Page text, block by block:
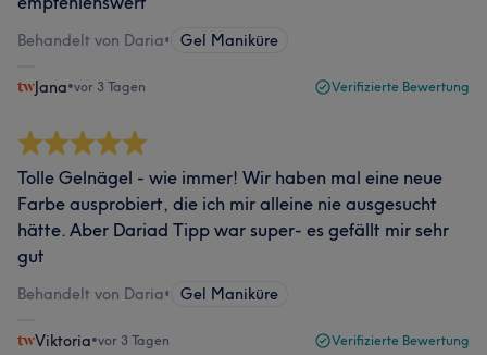
Behandelt von Daria• Gel Maniküre
Jana•vor 3 Tagen Verifizierte Bewertung
Tolle Gelnägel - wie immer! Wir haben mal eine neue
Farbe ausprobiert, die ich mir alleine nie ausgesucht
hätte. Aber Dariad Tipp war super- es gefällt mir sehr
gut
Behandelt von Daria• Gel Maniküre
Viktoria•vor 3 Tagen Verifizierte Bewertung